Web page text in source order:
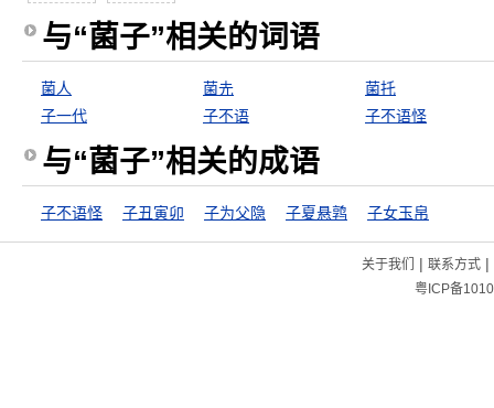
与“菌子”相关的词语
菌人 菌圥
菌托
子一代
子不语 子不语怪
与“菌子”相关的成语
子不语怪 子丑寅卯 子为父隐 子夏悬鹑 子女玉帛
关于我们 | 联系方式|
粤ICP备